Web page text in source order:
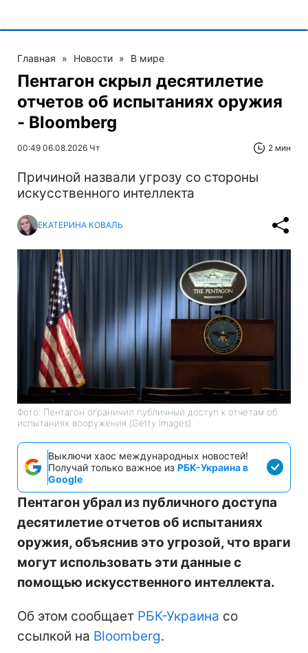
Главная » Новости » В мире
Пентагон скрыл десятилетие
отчетов об испытаниях оружия
- Bloomberg
00:49 06.08.2026 Чт 2 мин
Причиной назвали угрозу со стороны
искусственного интеллекта
ЕКАТЕРИНА КОВАЛЬ
Фото: Пентагон ограничил публичный доступ к отчетам об
испытаниях вооружения (Getty Images)
Выключи хаос международных новостей!
Получай только важное из РБК-Украина в
Google
Пентагон убрал из публичного доступа
десятилетие отчетов об испытаниях
оружия, объяснив это угрозой, что враги
могут использовать эти данные с
помощью искусственного интеллекта.
Об этом сообщает РБК-Украина со
ссылкой на Bloomberg.